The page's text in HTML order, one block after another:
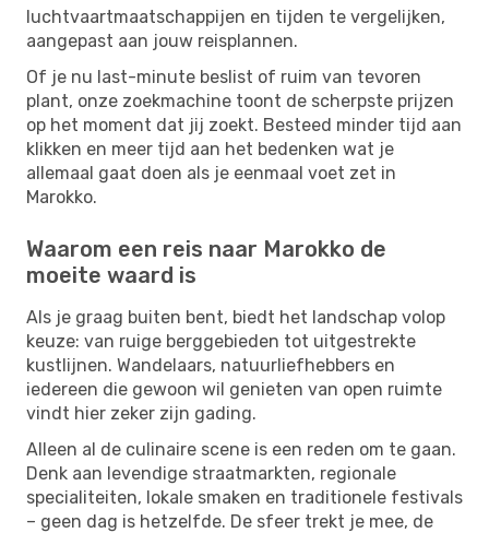
luchtvaartmaatschappijen en tijden te vergelijken,
aangepast aan jouw reisplannen.
Of je nu last-minute beslist of ruim van tevoren
plant, onze zoekmachine toont de scherpste prijzen
op het moment dat jij zoekt. Besteed minder tijd aan
klikken en meer tijd aan het bedenken wat je
allemaal gaat doen als je eenmaal voet zet in
Marokko.
Waarom een reis naar Marokko de
moeite waard is
Als je graag buiten bent, biedt het landschap volop
keuze: van ruige berggebieden tot uitgestrekte
kustlijnen. Wandelaars, natuurliefhebbers en
iedereen die gewoon wil genieten van open ruimte
vindt hier zeker zijn gading.
Alleen al de culinaire scene is een reden om te gaan.
Denk aan levendige straatmarkten, regionale
specialiteiten, lokale smaken en traditionele festivals
– geen dag is hetzelfde. De sfeer trekt je mee, de